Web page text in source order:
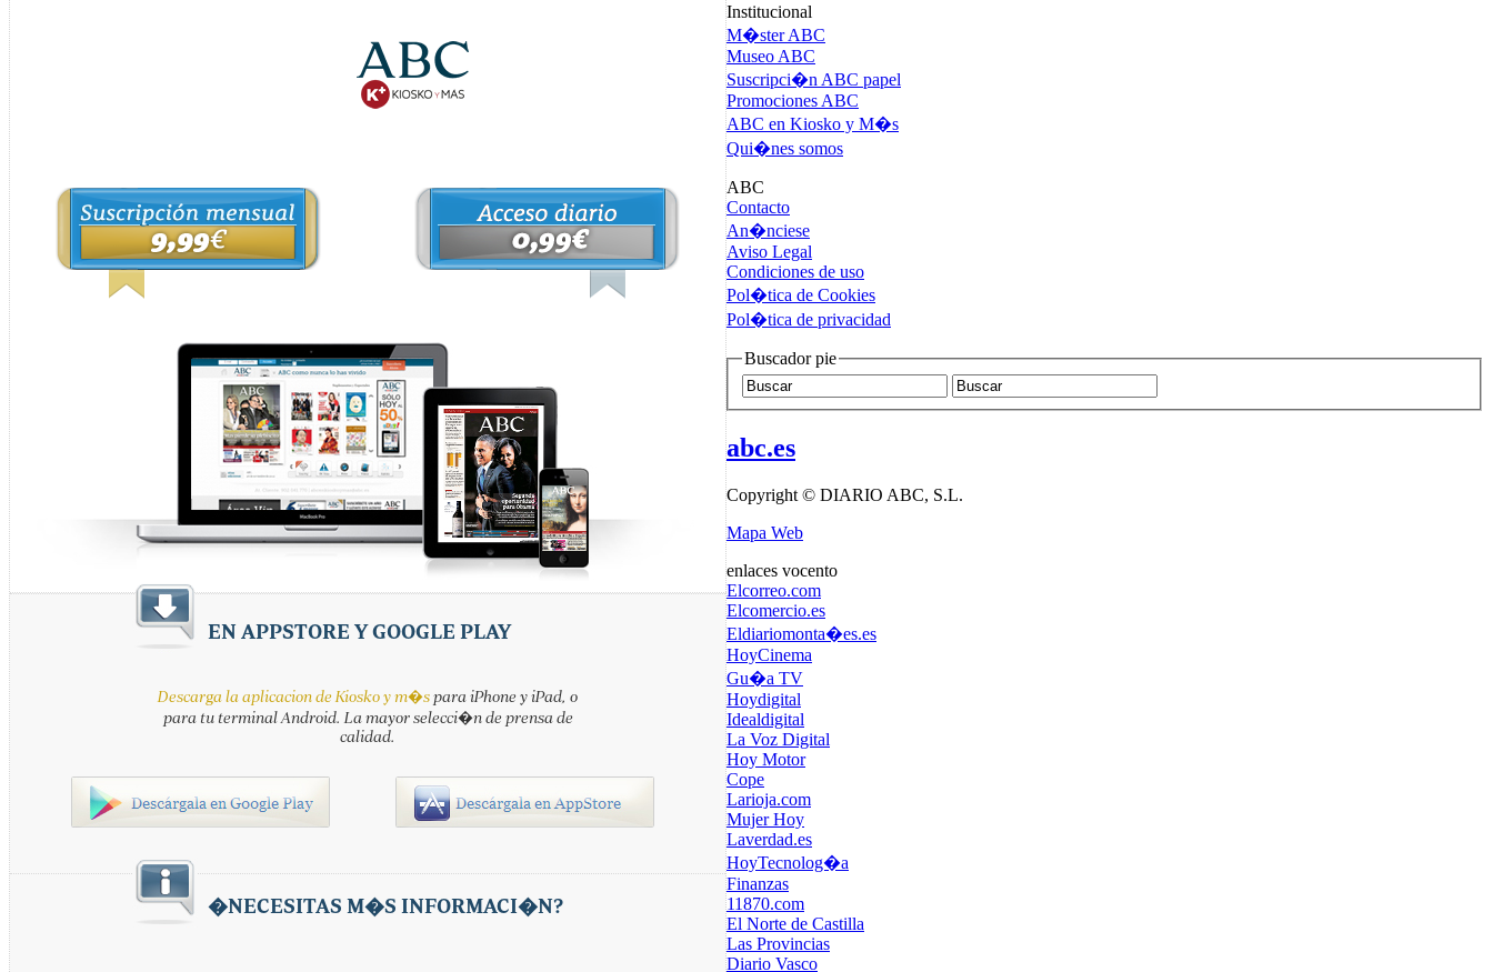
EN APPSTORE Y GOOGLE PLAY
Descarga la aplicacion de Kiosko y m�spara iPhone y iPad, o
para tu terminal Android. La mayor selecci�n de prensa de
calidad.
�NECESITAS M�S INFORMACI�N?
Institucional
M�ster ABC
Museo ABC
Suscripci�n ABC papel
Promociones ABC
ABC en Kiosko y M�s
Qui�nes somos
ABC
Contacto
An�nciese
Aviso Legal
Condiciones de uso
Pol�tica de Cookies
Pol�tica de privacidad
Buscador pie
abc.es
Copyright © DIARIO ABC, S.L.
Mapa Web
enlaces vocento
Elcorreo.com
Elcomercio.es
Eldiariomonta�es.es
HoyCinema
Gu�a TV
Hoydigital
Idealdigital
La Voz Digital
Hoy Motor
Cope
Larioja.com
Mujer Hoy
Laverdad.es
HoyTecnolog�a
Finanzas
11870.com
El Norte de Castilla
Las Provincias
Diario Vasco